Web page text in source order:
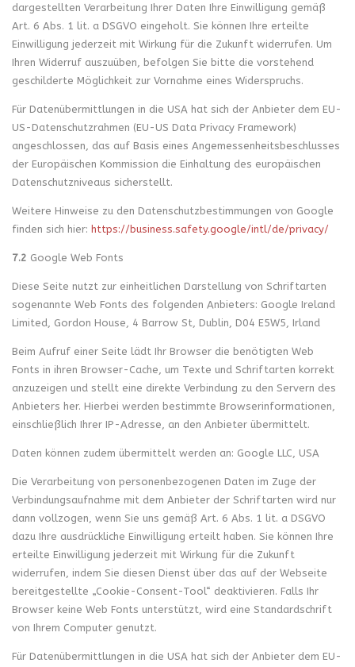
dargestellten Verarbeitung Ihrer Daten Ihre Einwilligung gemäß
Art. 6 Abs. 1 lit. a DSGVO eingeholt. Sie können Ihre erteilte
Einwilligung jederzeit mit Wirkung für die Zukunft widerrufen. Um
Ihren Widerruf auszuüben, befolgen Sie bitte die vorstehend
geschilderte Möglichkeit zur Vornahme eines Widerspruchs.
Für Datenübermittlungen in die USA hat sich der Anbieter dem EU-
US-Datenschutzrahmen (EU-US Data Privacy Framework)
angeschlossen, das auf Basis eines Angemessenheitsbeschlusses
der Europäischen Kommission die Einhaltung des europäischen
Datenschutzniveaus sicherstellt.
Weitere Hinweise zu den Datenschutzbestimmungen von Google
finden sich hier: https://business.safety.google/intl/de/privacy/
7.2 Google Web Fonts
Diese Seite nutzt zur einheitlichen Darstellung von Schriftarten
sogenannte Web Fonts des folgenden Anbieters: Google Ireland
Limited, Gordon House, 4 Barrow St, Dublin, D04 E5W5, Irland
Beim Aufruf einer Seite lädt Ihr Browser die benötigten Web
Fonts in ihren Browser-Cache, um Texte und Schriftarten korrekt
anzuzeigen und stellt eine direkte Verbindung zu den Servern des
Anbieters her. Hierbei werden bestimmte Browserinformationen,
einschließlich Ihrer IP-Adresse, an den Anbieter übermittelt.
Daten können zudem übermittelt werden an: Google LLC, USA
Die Verarbeitung von personenbezogenen Daten im Zuge der
Verbindungsaufnahme mit dem Anbieter der Schriftarten wird nur
dann vollzogen, wenn Sie uns gemäß Art. 6 Abs. 1 lit. a DSGVO
dazu Ihre ausdrückliche Einwilligung erteilt haben. Sie können Ihre
erteilte Einwilligung jederzeit mit Wirkung für die Zukunft
widerrufen, indem Sie diesen Dienst über das auf der Webseite
bereitgestellte „Cookie-Consent-Tool“ deaktivieren. Falls Ihr
Browser keine Web Fonts unterstützt, wird eine Standardschrift
von Ihrem Computer genutzt.
Für Datenübermittlungen in die USA hat sich der Anbieter dem EU-